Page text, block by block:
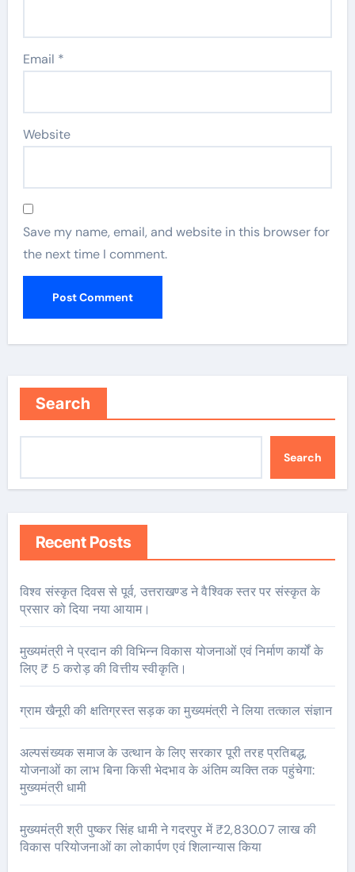
Email *
Website
Save my name, email, and website in this browser for
the next time I comment.
Search
Search
Recent Posts
विश्व संस्कृत दिवस से पूर्व, उत्तराखण्ड ने वैश्विक स्तर पर संस्कृत के
प्रसार को दिया नया आयाम।
मुख्यमंत्री ने प्रदान की विभिन्न विकास योजनाओं एवं निर्माण कार्यों के
लिए ₹ 5 करोड़ की वित्तीय स्वीकृति।
ग्राम खैनूरी की क्षतिग्रस्त सड़क का मुख्यमंत्री ने लिया तत्काल संज्ञान
अल्पसंख्यक समाज के उत्थान के लिए सरकार पूरी तरह प्रतिबद्ध,
योजनाओं का लाभ बिना किसी भेदभाव के अंतिम व्यक्ति तक पहुंचेगा:
मुख्यमंत्री धामी
मुख्यमंत्री श्री पुष्कर सिंह धामी ने गदरपुर में ₹2,830.07 लाख की
विकास परियोजनाओं का लोकार्पण एवं शिलान्यास किया